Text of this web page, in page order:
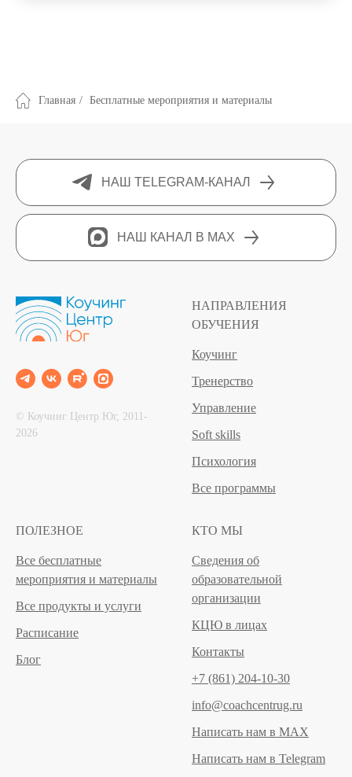
Главная / Бесплатные мероприятия и материалы
НАШ TELEGRAM-КАНАЛ
НАШ КАНАЛ В MAX
© Коучинг Центр Юг, 2011‐
2026
НАПРАВЛЕНИЯ
ОБУЧЕНИЯ
Коучинг
Тренерство
Управление
Soft skills
Психология
Все программы
ПОЛЕЗНОЕ
Все бесплатные
мероприятия и материалы
Все продукты и услуги
Расписание
Блог
КТО МЫ
Сведения об
образовательной
организации
КЦЮ в лицах
Контакты
+7 (861) 204-10-30
info@coachcentrug.ru
Написать нам в MAX
Написать нам в Telegram